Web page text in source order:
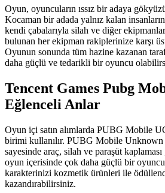
Oyun, oyuncuların ıssız bir adaya
Kocaman bir adada yalnız kalan
kendi çabalarıyla silah ve diğer
bulunan her ekipman rakiplerinize karşı
Oyunun sonunda tüm hazine kazanan
daha güçlü ve tedarikli bir oyuncu
Tencent Games Pubg
Eğlenceli Anlar
Oyun içi satın alımlarda PUBG Mobile
birimi kullanılır. PUBG Mobile
sayesinde araç, silah ve paraşüt
oyun içerisinde çok daha güçlü bir
karakterinizi kozmetik ürünleri ile
kazandırabilirsiniz.